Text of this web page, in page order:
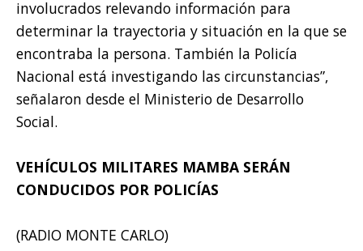
involucrados relevando información para
determinar la trayectoria y situación en la que se
encontraba la persona. También la Policía
Nacional está investigando las circunstancias”,
señalaron desde el Ministerio de Desarrollo
Social.
VEHÍCULOS MILITARES MAMBA SERÁN
CONDUCIDOS POR POLICÍAS
(RADIO MONTE CARLO)